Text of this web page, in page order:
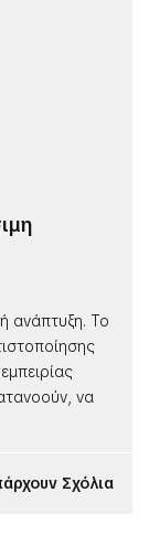
ανάπτυξη. Το
να
Σχόλια